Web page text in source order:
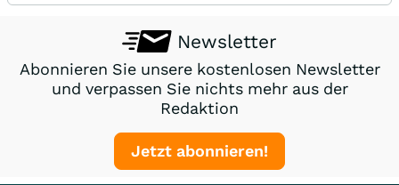
Newsletter
Abonnieren Sie unsere kostenlosen Newsletter
und verpassen Sie nichts mehr aus der
Redaktion
Jetzt abonnieren!